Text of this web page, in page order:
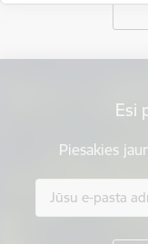
Esi
Piesakies